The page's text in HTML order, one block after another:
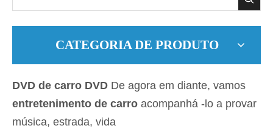
CATEGORIA DE PRODUTO
DVD de carro DVD De agora em diante, vamos
entretenimento de carro acompanhá -lo a provar
música, estrada, vida